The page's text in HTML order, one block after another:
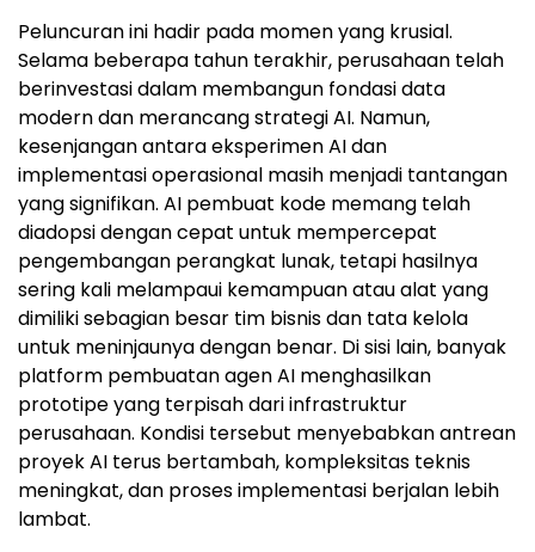
Peluncuran ini hadir pada momen yang krusial.
Selama beberapa tahun terakhir, perusahaan telah
berinvestasi dalam membangun fondasi data
modern dan merancang strategi AI. Namun,
kesenjangan antara eksperimen AI dan
implementasi operasional masih menjadi tantangan
yang signifikan. AI pembuat kode memang telah
diadopsi dengan cepat untuk mempercepat
pengembangan perangkat lunak, tetapi hasilnya
sering kali melampaui kemampuan atau alat yang
dimiliki sebagian besar tim bisnis dan tata kelola
untuk meninjaunya dengan benar. Di sisi lain, banyak
platform pembuatan agen AI menghasilkan
prototipe yang terpisah dari infrastruktur
perusahaan. Kondisi tersebut menyebabkan antrean
proyek AI terus bertambah, kompleksitas teknis
meningkat, dan proses implementasi berjalan lebih
lambat.